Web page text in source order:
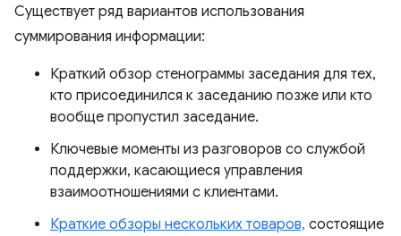
Существует ряд вариантов использования
суммирования информации:
Краткий обзор стенограммы заседания для тех,
кто присоединился к заседанию позже или кто
вообще пропустил заседание.
Ключевые моменты из разговоров со службой
поддержки, касающиеся управления
взаимоотношениями с клиентами.
Краткие обзоры нескольких товаров, состоящие